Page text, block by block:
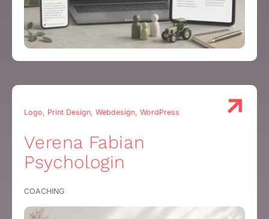
Logo, Print Design, Webdesign, WordPress
Verena Fabian
Psychologin
COACHING